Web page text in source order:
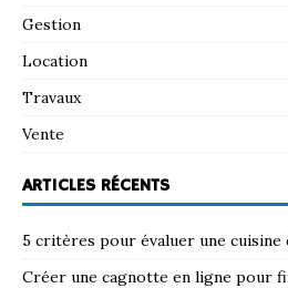
Gestion
Location
Travaux
Vente
ARTICLES RÉCENTS
5 critères pour évaluer une cuisine
Créer une cagnotte en ligne pour